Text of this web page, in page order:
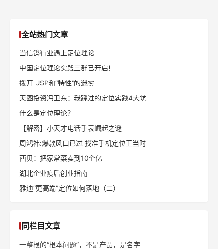
全站热门文章
当信鸽行业遇上定位理论
中国定位理论实践三群已开启！
拨开 USP和“特性”的迷雾
天图投资冯卫东：我踩过的定位实践4大坑
什么是定位理论？
【解密】小天才电话手表崛起之谜
周鸿祎:爆款风口已过 找准手机定位正当时
西贝：把家常菜卖到10个亿
湖北企业疫后创业指南
雅迪“更高端”定位如何落地（二）
同栏目文章
一整根的“根本问题”，不是产品，是名字